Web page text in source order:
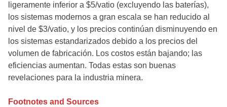
ligeramente inferior a $5/vatio (excluyendo las baterías),
los sistemas modernos a gran escala se han reducido al
nivel de $3/vatio, y los precios continúan disminuyendo en
los sistemas estandarizados debido a los precios del
volumen de fabricación. Los costos están bajando; las
eficiencias aumentan. Todas estas son buenas
revelaciones para la industria minera.
Footnotes and Sources